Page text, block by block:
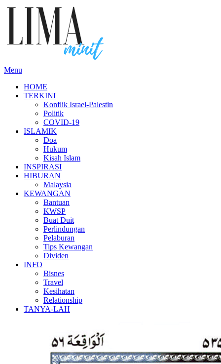
Skip
Menu
HOME
TERKINI
Konflik Israel-Palestin
Politik
COVID-19
ISLAMIK
Doa
Hukum
Kisah Islam
INSPIRASI
HIBURAN
Malaysia
KEWANGAN
Bantuan
KWSP
Buat Duit
Perlindungan
Pelaburan
Tips Kewangan
Dividen
INFO
Bisnes
Travel
Kesihatan
Relationship
TANYA-LAH